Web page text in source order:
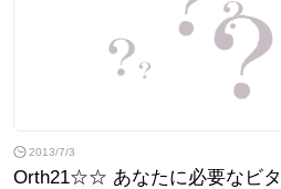
2013/7/3
Orth21☆☆ あなたに必要なビタ